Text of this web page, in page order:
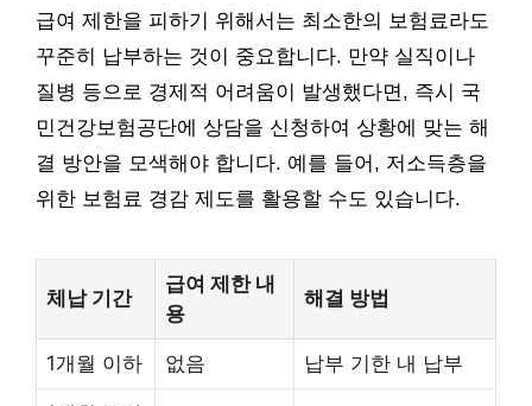
급여 제한을 피하기 위해서는 최소한의 보험료라도
꾸준히 납부하는 것이 중요합니다. 만약 실직이나
질병 등으로 경제적 어려움이 발생했다면, 즉시 국
민건강보험공단에 상담을 신청하여 상황에 맞는 해
결 방안을 모색해야 합니다. 예를 들어, 저소득층을
위한 보험료 경감 제도를 활용할 수도 있습니다.
체납 기간
급여 제한 내
용
해결 방법
1개월 이하 없음 납부 기한 내 납부